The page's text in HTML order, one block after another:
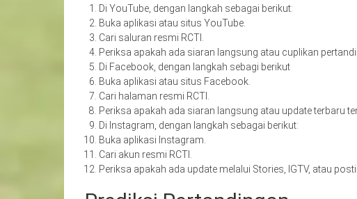
Di YouTube, dengan langkah sebagai berikut:
Buka aplikasi atau situs YouTube.
Cari saluran resmi RCTI.
Periksa apakah ada siaran langsung atau cuplikan
Di Facebook, dengan langkah sebagi berikut
Buka aplikasi atau situs Facebook.
Cari halaman resmi RCTI.
Periksa apakah ada siaran langsung atau update terbaru
Di Instagram, dengan langkah sebagai berikut:
Buka aplikasi Instagram.
Cari akun resmi RCTI.
Periksa apakah ada update melalui Stories, IGTV, atau